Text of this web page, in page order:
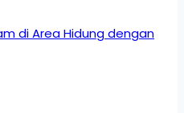
di Area Hidung dengan